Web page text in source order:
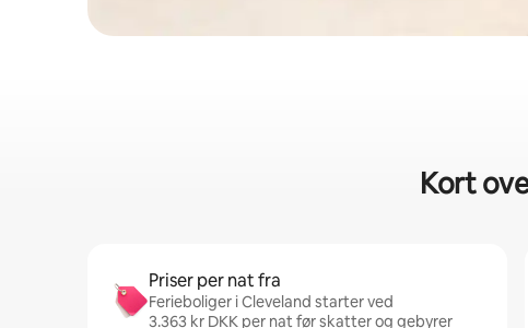
Kort
Priser per nat fra
Ferieboliger i Cleveland starter ved
3.363 kr DKK per nat før skatter og gebyrer